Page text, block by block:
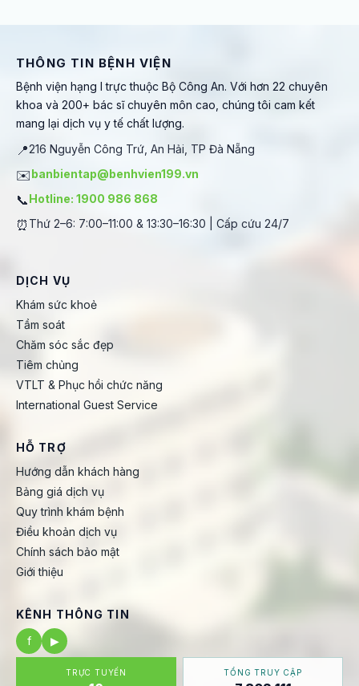
THÔNG TIN BỆNH VIỆN
Bệnh viện hạng I trực thuộc Bộ Công An. Với hơn 22 chuyên
khoa và 200+ bác sĩ chuyên môn cao, chúng tôi cam kết
mang lại dịch vụ y tế chất lượng.
📍216 Nguyễn Công Trứ, An Hải, TP Đà Nẵng
✉️banbientap@benhvien199.vn
📞Hotline: 1900 986 868
⏰ Thứ 2–6: 7:00–11:00 & 13:30–16:30 | Cấp cứu 24/7
DỊCH VỤ
Khám sức khoẻ
Tầm soát
Chăm sóc sắc đẹp
Tiêm chủng
VTLT & Phục hồi chức năng
International Guest Service
HỖ TRỢ
Hướng dẫn khách hàng
Bảng giá dịch vụ
Quy trình khám bệnh
Điều khoản dịch vụ
Chính sách bảo mật
Giới thiệu
KÊNH THÔNG TIN
f
▶
TRỰC TUYẾN TỔNG TRUY CẬP